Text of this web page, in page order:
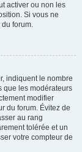
activer ou non les
Si vous ne
du forum.
indiquent le nombre
que les modérateurs
modifier
du forum. Évitez de
au rang
tolérée et un
votre compteur de